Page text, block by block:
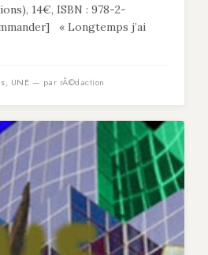
14€, ISBN : 978-2-
« Longtemps j’ai
, UNE — par rÃ©daction